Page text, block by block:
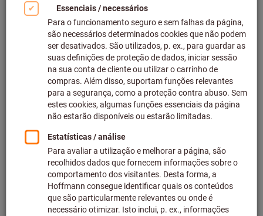
Para continuar a impulsionar o nosso sucesso, estamos à
procura de estagiários, estudantes trabalhadores e jovens
profissionais, bem como especialistas e gestores
experientes.